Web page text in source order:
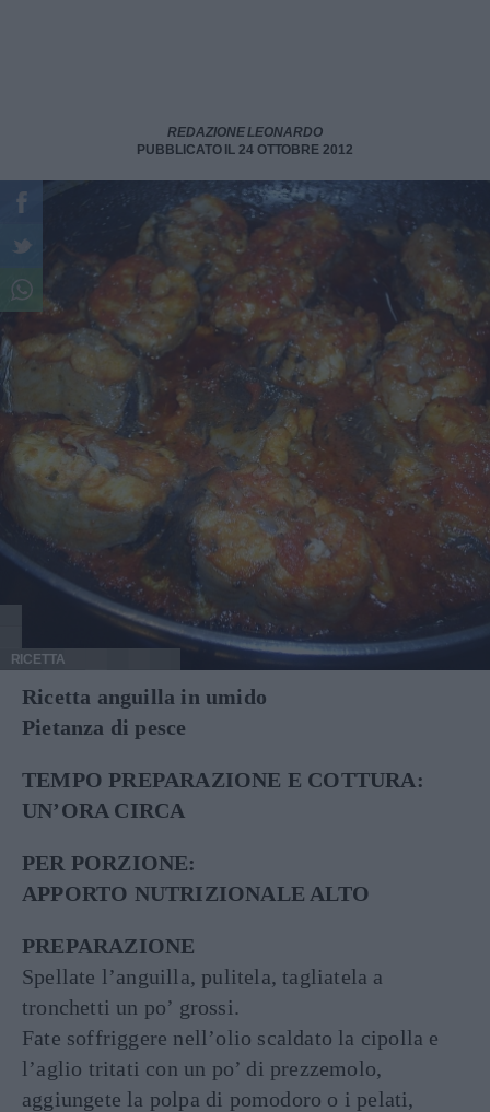
REDAZIONE LEONARDO
PUBBLICATO IL 24 OTTOBRE 2012
RICETTA
Ricetta anguilla in umido
Pietanza di pesce
TEMPO PREPARAZIONE E COTTURA:
UN’ORA CIRCA
PER PORZIONE:
APPORTO NUTRIZIONALE ALTO
PREPARAZIONE
Spellate l’anguilla, pulitela, tagliatela a
tronchetti un po’ grossi.
Fate soffriggere nell’olio scaldato la cipolla e
l’aglio tritati con un po’ di prezzemolo,
aggiungete la polpa di pomodoro o i pelati,